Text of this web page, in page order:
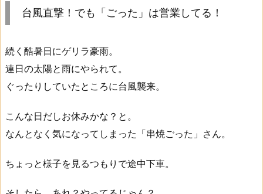
台風直撃！でも「ごった」は営業してる！
続く酷暑日にゲリラ豪雨。
連日の太陽と雨にやられて。
ぐったりしていたところに台風襲来。
こんな日だしお休みかな？と。
なんとなく気になってしまった「串焼ごった」さん。
ちょっと様子を見るつもりで途中下車。